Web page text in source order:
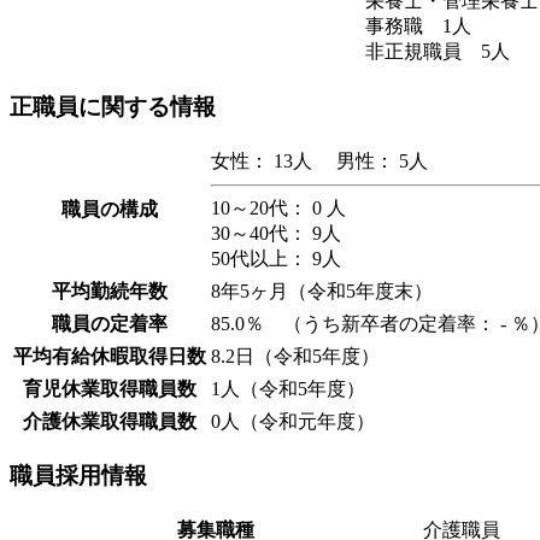
事務職 1人
非正規職員 5人
正職員に関する情報
職員の構成
女性： 13人 男性： 5人
10～20代： 0 人
30～40代： 9人
50代以上： 9人
平均勤続年数
8年5ヶ月（令和5年度末）
職員の定着率
85.0％ （うち新卒者の定着率： - ％
平均有給休暇取得日数 8.2日（令和5年度）
育児休業取得職員数
1人（令和5年度）
介護休業取得職員数
0人（令和元年度）
職員採用情報
募集職種 介護職員